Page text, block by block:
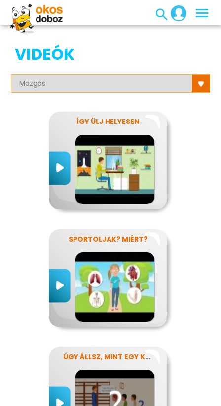
VIDEÓK
ÍGY ÜLJ HELYESEN
SPORTOLJAK? MIÉRT?
ÚGY ÁLLSZ, MINT EGY KÉRDŐJEL